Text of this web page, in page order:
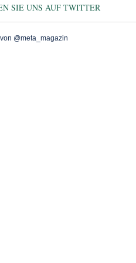
SIE UNS AUF TWITTER
@meta_magazin